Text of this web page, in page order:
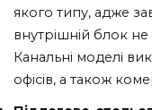
якого типу, адже
внутрішній блок не
Канальні моделі
офісів, а також